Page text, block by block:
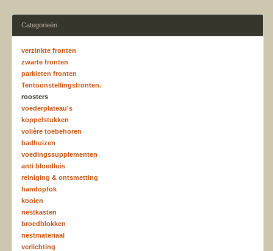
Categorieën
verzinkte fronten
zwarte fronten
parkieten fronten
Tentoonstellingsfronten.
roosters
voederplateau's
koppelstukken
volière toebehoren
badhuizen
voedingssupplementen
anti bloedluis
reiniging & ontsmetting
handopfok
kooien
nestkasten
broedblokken
nestmateriaal
verlichting